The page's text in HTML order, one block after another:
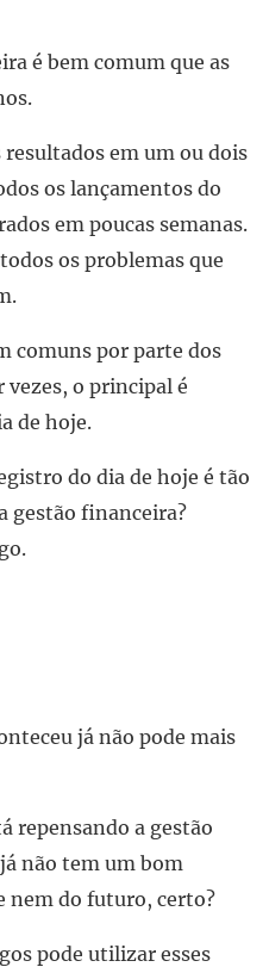
é bem comum que as
em um ou dois
os lançamentos do
em poucas semanas.
os problemas que
comuns por parte dos
vezes, o principal é
de hoje.
do dia de hoje é tão
gestão financeira?
já não pode mais
repensando a gestão
não tem um bom
nem do futuro, certo?
pode utilizar esses